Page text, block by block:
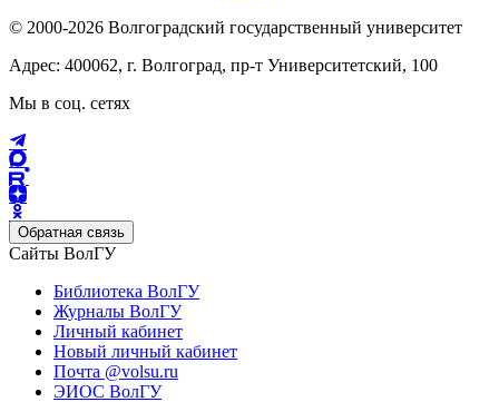
© 2000-2026 Волгоградский государственный университет
Адрес: 400062, г. Волгоград, пр-т Университетский, 100
Мы в соц. сетях
Обратная связь
Сайты ВолГУ
Библиотека ВолГУ
Журналы ВолГУ
Личный кабинет
Новый личный кабинет
Почта @volsu.ru
ЭИОС ВолГУ